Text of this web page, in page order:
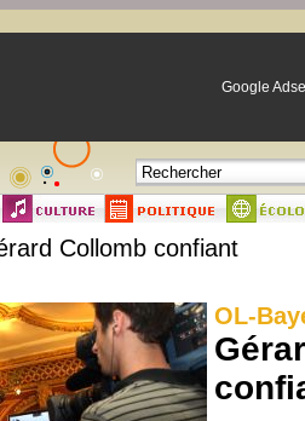
Google
Collomb confiant
OL-